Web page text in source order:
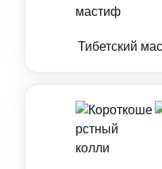
Тибетский